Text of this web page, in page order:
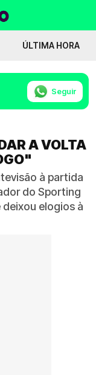
ÚLTIMA HORA
Seguir
A VOLTA
à partida
do Sporting
deixou elogios à